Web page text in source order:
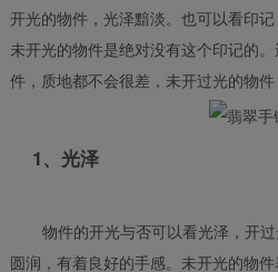
开光的物件，光泽黯淡。也可以看印
未开光的物件是绝对没有这个印记的
件，质地都不会很差，未开过光的物件
1、光泽
物件的开光与否可以看光泽，开
圆润，有着良好的手感。未开光的物